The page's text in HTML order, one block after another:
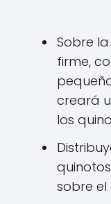
Sobre
firme,
creará
los
sobre el